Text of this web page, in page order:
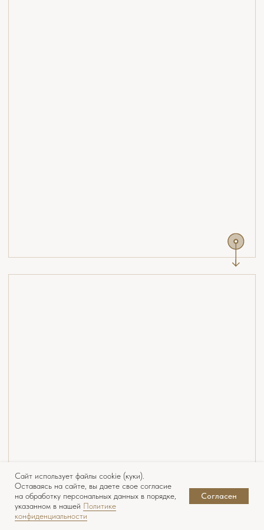
Сайт использует файлы cookie (куки).
Оставаясь на сайте, вы даете свое согласие
на обработку персональных данных в порядке,
указанном в нашей Политике
конфиденциальности
Согласен